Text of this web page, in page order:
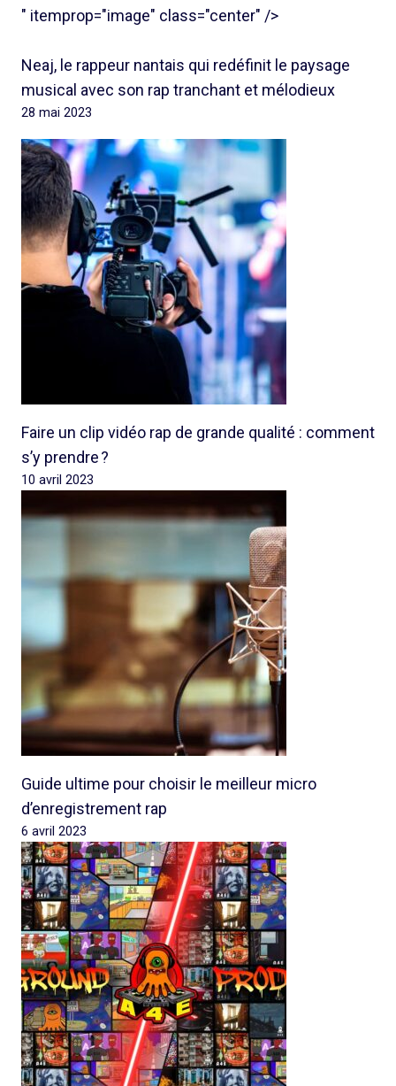
" itemprop="image" class="center" />
Neaj, le rappeur nantais qui redéfinit le paysage
musical avec son rap tranchant et mélodieux
28 mai 2023
Faire un clip vidéo rap de grande qualité : comment
s’y prendre ?
10 avril 2023
Guide ultime pour choisir le meilleur micro
d’enregistrement rap
6 avril 2023